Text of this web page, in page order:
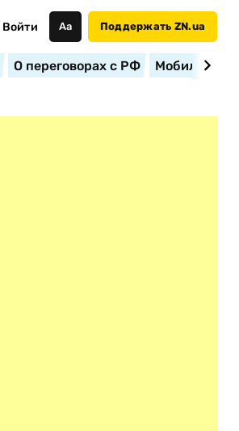
Войти Аа Поддержать ZN.ua
О переговорах с РФ